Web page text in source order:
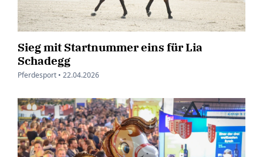
Sieg mit Startnummer eins für Lia
Schadegg
Pferdesport • 22.04.2026